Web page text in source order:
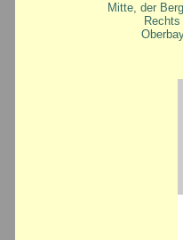
Mitte, der